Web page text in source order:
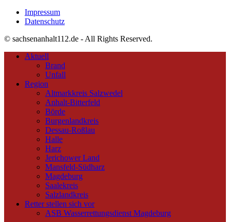
Impressum
Datenschutz
© sachsenanhalt112.de - All Rights Reserved.
Aktuell
Brand
Unfall
Region
Altmarkkreis Salzwedel
Anhalt-Bitterfeld
Börde
Burgenlandkreis
Dessau-Roßlau
Halle
Harz
Jerichower Land
Mansfeld-Südharz
Magdeburg
Saalekreis
Salzlandkreis
Retter stellen sich vor
ASB Wasserrettungsdienst Magdeburg